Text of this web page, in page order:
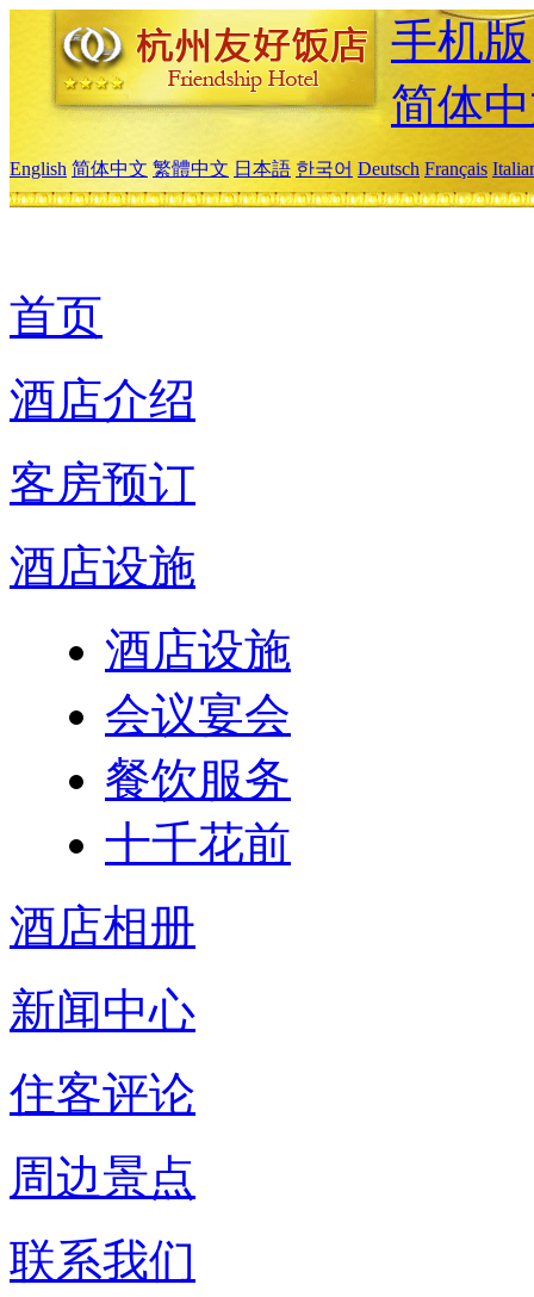
手机版
简体
English 简体中文 繁體中文 日本語 한국어 Deutsch Français
首页
酒店介绍
客房预订
酒店设施
酒店设施
会议宴会
餐饮服务
十千花前
酒店相册
新闻中心
住客评论
周边景点
联系我们